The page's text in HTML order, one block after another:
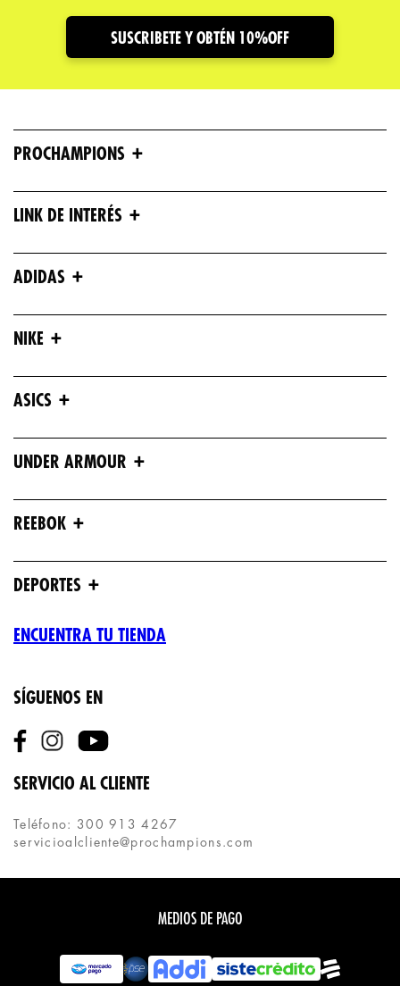
SUSCRIBETE Y OBTÉN 10%OFF
PROCHAMPIONS +
LINK DE INTERÉS +
ADIDAS +
NIKE +
ASICS +
UNDER ARMOUR +
REEBOK +
DEPORTES +
ENCUENTRA TU TIENDA
SÍGUENOS EN
SERVICIO AL CLIENTE
Teléfono: 300 913 4267
servicioalcliente@prochampions.com
MEDIOS DE PAGO